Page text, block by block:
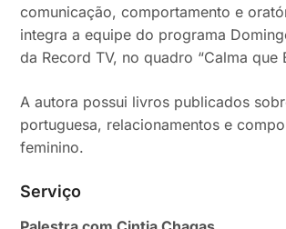
comunicação, comportamento e
integra a equipe do programa
da Record TV, no quadro “Calma que
A autora possui livros publicados
portuguesa, relacionamentos e
feminino.
Serviço